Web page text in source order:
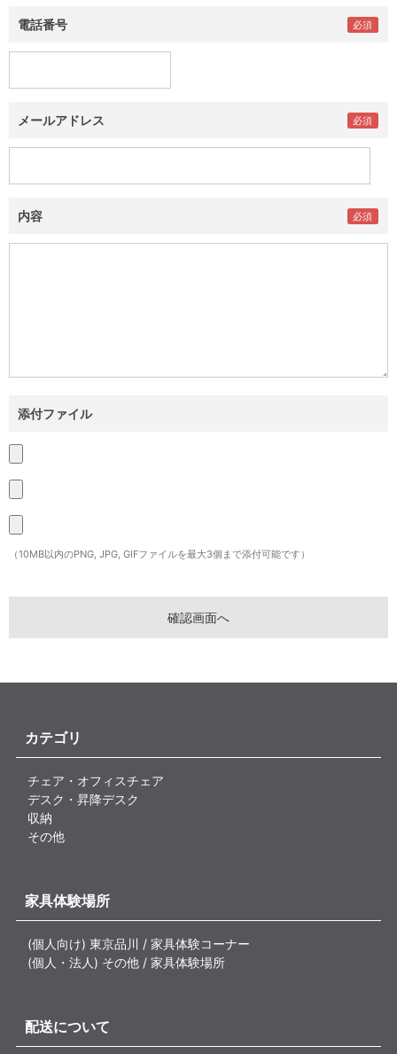
電話番号
メールアドレス
内容
添付ファイル
（10MB以内のPNG, JPG, GIFファイルを最大3個まで添付可能です）
カテゴリ
チェア・オフィスチェア
デスク・昇降デスク
収納
その他
家具体験場所
(個人向け) 東京品川 / 家具体験コーナー
(個人・法人) その他 / 家具体験場所
配送について